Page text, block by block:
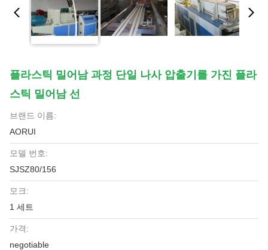
플라스틱 밀어남 과정 단일 나사 압출기를 가진 플라
스틱 밀어남 선
브랜드 이름:
AORUI
모델 번호:
SJSZ80/156
모크:
1 세트
가격:
negotiable